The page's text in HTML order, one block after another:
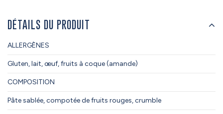
DÉTAILS DU PRODUIT
ALLERGÈNES
Gluten, lait, œuf, fruits à coque (amande)
COMPOSITION
Pâte sablée, compotée de fruits rouges, crumble